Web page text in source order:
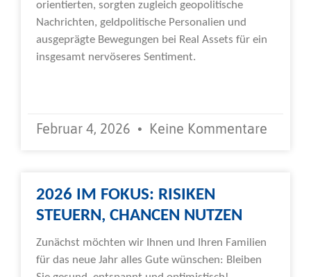
orientierten, sorgten zugleich geopolitische
Nachrichten, geldpolitische Personalien und
ausgeprägte Bewegungen bei Real Assets für ein
insgesamt nervöseres Sentiment.
Februar 4, 2026 Keine Kommentare
2026 IM FOKUS: RISIKEN
STEUERN, CHANCEN NUTZEN
Zunächst möchten wir Ihnen und Ihren Familien
für das neue Jahr alles Gute wünschen: Bleiben